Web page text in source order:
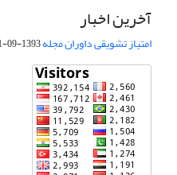
آخرین اخبار
امتیاز تشویقی داوران مجله1393-09-01